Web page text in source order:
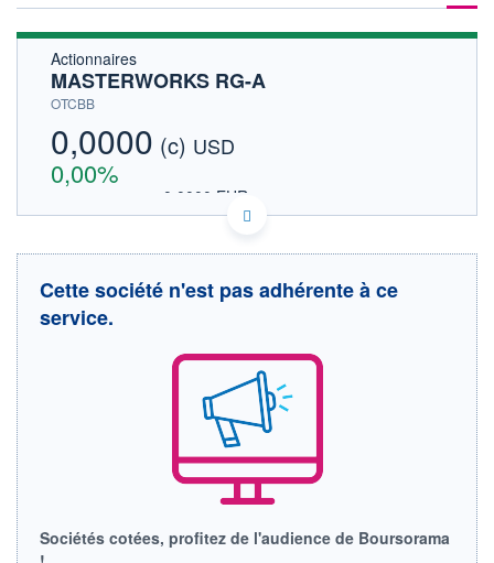
Actionnaires
MASTERWORKS RG-A
OTCBB
0,0000 (c) USD
0,00%
0,0000 EUR
DONNÉES TEMPS DIFFÉRÉ
Cotation sur les autres places
0,0000
+ BAS
0,0000
CAPITAL ÉCHANGÉ
0,00%
0,0000 0,0000
Cette société n'est pas adhérente à ce
service.
Sociétés cotées, profitez de l'audience de Boursorama